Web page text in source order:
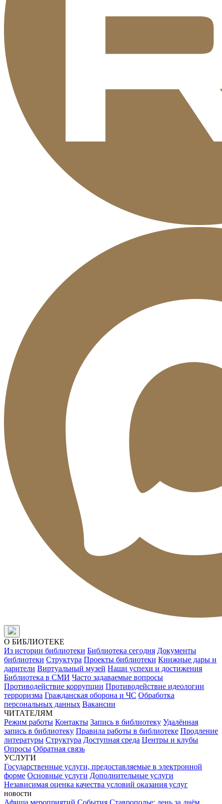
О БИБЛИОТЕКЕ
Из истории библиотеки Библиотека сегодня Документы
библиотеки Структура Проекты библиотеки Книжные дары и
дарители Виртуальный музей Наши успехи и достижения
Библиотека в СМИ Часто задаваемые вопросы
Противодействие коррупции Противодействие идеологии
терроризма Гражданская оборона и ЧС Обработка
персональных данных Вакансии
ЧИТАТЕЛЯМ
Режим работы Контакты Запись в библиотеку Удалённая
запись в библиотеку Правила работы в библиотеке Продление
литературы Структура Доступная среда Центры и клубы
Опросы Обратная связь
УСЛУГИ
Государственные услуги, предоставляемые в электронной
форме Основные услуги Дополнительные услуги
Независимая оценка качества условий оказания услуг
новости
Афиша мероприятий События Ставрополье: день за днём